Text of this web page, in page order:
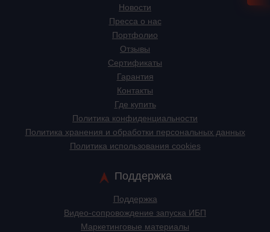
Новости
Пресса о нас
Портфолио
Отзывы
Сертификаты
Гарантия
Контакты
Где купить
Политика конфиденциальности
Политика хранения и обработки персональных данных
Политика использования cookies
Поддержка
Поддержка
Видео-сопровождение запуска ИБП
Маркетинговые материалы